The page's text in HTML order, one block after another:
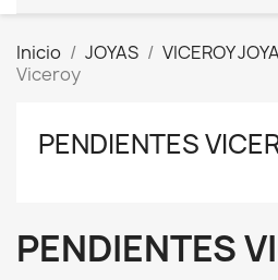
Inicio JOYAS VICEROY
Viceroy
PENDIENTES
PENDIENTES